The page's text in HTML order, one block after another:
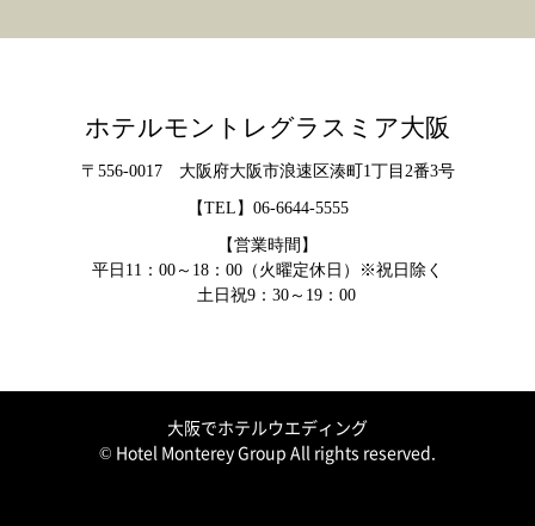
ホテルモントレグラスミア大阪
〒556-0017 大阪府大阪市浪速区湊町1丁目2番3号
【TEL】 06-6644-5555
【営業時間】
平日11：00～18：00（火曜定休日）※祝日除く
土日祝9：30～19：00
大阪でホテルウエディング
© Hotel Monterey Group All rights reserved.